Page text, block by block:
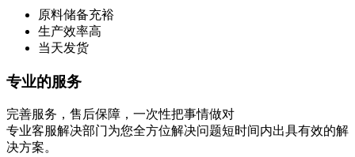
原料储备充裕
生产效率高
当天发货
专业的服务
完善服务，售后保障，一次性把事情做对
专业客服解决部门为您全方位解决问题短时间内出具有效的解
决方案。